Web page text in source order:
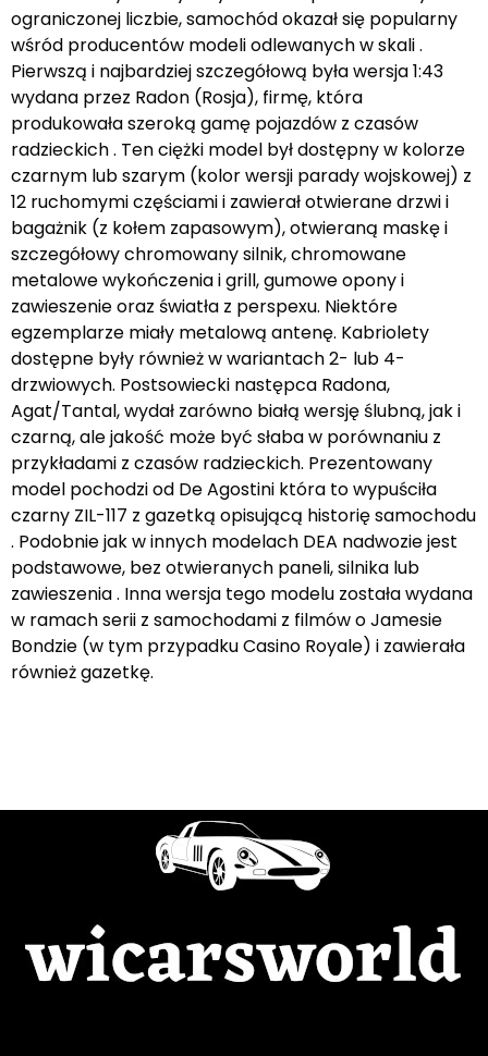
ograniczonej liczbie, samochód okazał się popularny
wśród producentów modeli odlewanych w skali .
Pierwszą i najbardziej szczegółową była wersja 1:43
wydana przez Radon (Rosja), firmę, która
produkowała szeroką gamę pojazdów z czasów
radzieckich . Ten ciężki model był dostępny w kolorze
czarnym lub szarym (kolor wersji parady wojskowej) z
12 ruchomymi częściami i zawierał otwierane drzwi i
bagażnik (z kołem zapasowym), otwieraną maskę i
szczegółowy chromowany silnik, chromowane
metalowe wykończenia i grill, gumowe opony i
zawieszenie oraz światła z perspexu. Niektóre
egzemplarze miały metalową antenę. Kabriolety
dostępne były również w wariantach 2- lub 4-
drzwiowych. Postsowiecki następca Radona,
Agat/Tantal, wydał zarówno białą wersję ślubną, jak i
czarną, ale jakość może być słaba w porównaniu z
przykładami z czasów radzieckich. Prezentowany
model pochodzi od De Agostini która to wypuściła
czarny ZIL-117 z gazetką opisującą historię samochodu
. Podobnie jak w innych modelach DEA nadwozie jest
podstawowe, bez otwieranych paneli, silnika lub
zawieszenia . Inna wersja tego modelu została wydana
w ramach serii z samochodami z filmów o Jamesie
Bondzie (w tym przypadku Casino Royale) i zawierała
również gazetkę.